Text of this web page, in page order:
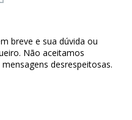
breve e sua dúvida ou
Não aceitamos
desrespeitosas.